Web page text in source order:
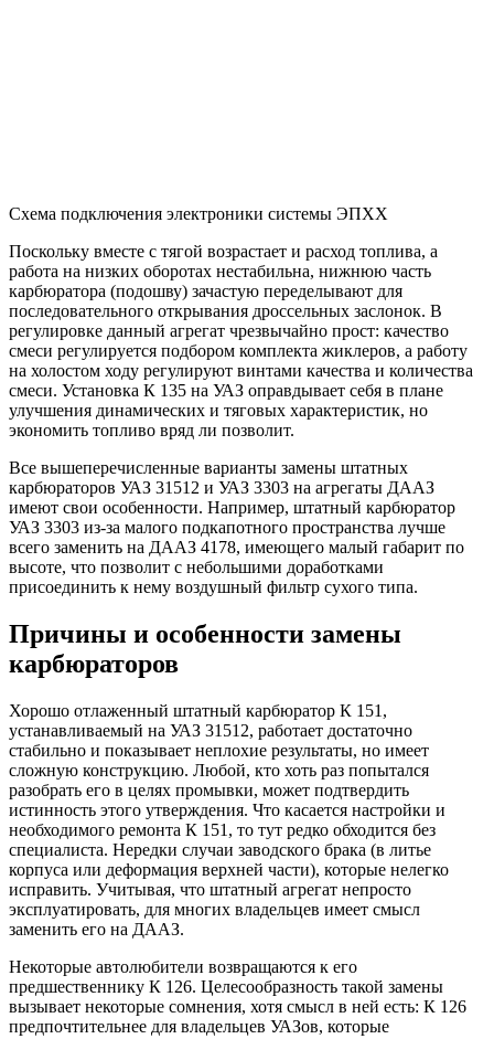
Схема подключения электроники системы ЭПХХ
Поскольку вместе с тягой возрастает и расход топлива, а
работа на низких оборотах нестабильна, нижнюю часть
карбюратора (подошву) зачастую переделывают для
последовательного открывания дроссельных заслонок. В
регулировке данный агрегат чрезвычайно прост: качество
смеси регулируется подбором комплекта жиклеров, а работу
на холостом ходу регулируют винтами качества и количества
смеси. Установка К 135 на УАЗ оправдывает себя в плане
улучшения динамических и тяговых характеристик, но
экономить топливо вряд ли позволит.
Все вышеперечисленные варианты замены штатных
карбюраторов УАЗ 31512 и УАЗ 3303 на агрегаты ДААЗ
имеют свои особенности. Например, штатный карбюратор
УАЗ 3303 из-за малого подкапотного пространства лучше
всего заменить на ДААЗ 4178, имеющего малый габарит по
высоте, что позволит с небольшими доработками
присоединить к нему воздушный фильтр сухого типа.
Причины и особенности замены
карбюраторов
Хорошо отлаженный штатный карбюратор К 151,
устанавливаемый на УАЗ 31512, работает достаточно
стабильно и показывает неплохие результаты, но имеет
сложную конструкцию. Любой, кто хоть раз попытался
разобрать его в целях промывки, может подтвердить
истинность этого утверждения. Что касается настройки и
необходимого ремонта К 151, то тут редко обходится без
специалиста. Нередки случаи заводского брака (в литье
корпуса или деформация верхней части), которые нелегко
исправить. Учитывая, что штатный агрегат непросто
эксплуатировать, для многих владельцев имеет смысл
заменить его на ДААЗ.
Некоторые автолюбители возвращаются к его
предшественнику К 126. Целесообразность такой замены
вызывает некоторые сомнения, хотя смысл в ней есть: К 126
предпочтительнее для владельцев УАЗов, которые